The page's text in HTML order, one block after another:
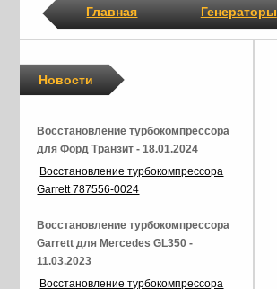
Главная Генераторы
Новости
Восстановление турбокомпрессора
для Форд Транзит - 18.01.2024
Восстановление турбокомпрессора
Garrett 787556-0024
Восстановление турбокомпрессора
Garrett для Mercedes GL350 -
11.03.2023
Восстановление турбокомпрессора